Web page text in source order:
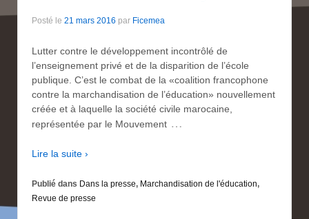
Posté le 21 mars 2016 par Ficemea
Lutter contre le développement incontrôlé de
l’enseignement privé et de la disparition de l’école
publique. C’est le combat de la «coalition francophone
contre la marchandisation de l’éducation» nouvellement
créée et à laquelle la société civile marocaine,
représentée par le Mouvement …
Lire la suite ›
Publié dans Dans la presse, Marchandisation de l'éducation,
Revue de presse